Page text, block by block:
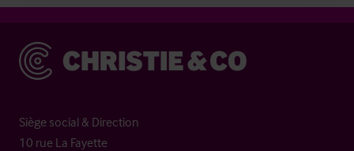
Christie & Co
Siège social & Direction
10 rue La Fayette